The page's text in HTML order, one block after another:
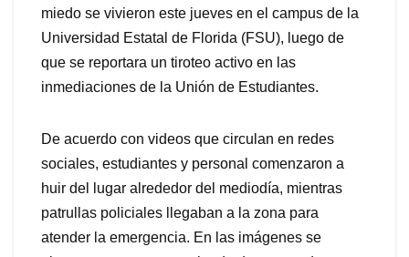
miedo se vivieron este jueves en el campus de la
Universidad Estatal de Florida (FSU), luego de
que se reportara un tiroteo activo en las
inmediaciones de la Unión de Estudiantes.
De acuerdo con videos que circulan en redes
sociales, estudiantes y personal comenzaron a
huir del lugar alrededor del mediodía, mientras
patrullas policiales llegaban a la zona para
atender la emergencia. En las imágenes se